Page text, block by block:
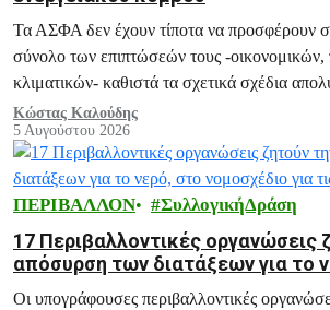
Τα ΑΣΦΑ δεν έχουν τίποτα να προσφέρουν
σύνολο των επιπτώσεών τους -οικονομικών,
κλιματικών- καθιστά τα σχετικά σχέδια
μέλλον της Ελλάδας.
Κώστας Καλούδης
5 Αυγούστου 2026
ΠΕΡΙΒΑΛΛΟΝ ΣυλλογικήΔράση
17 Περιβαλλοντικές οργανώσεις
απόσυρση των διατάξεων για το
νομοσχέδιο για τις εταιρείες
Οι υπογράφουσες περιβαλλοντικές